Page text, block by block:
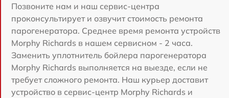
Позвоните нам и наш сервис-центра
проконсультирует и озвучит стоимость ремонта
парогенератора. Среднее время ремонта устройств
Morphy Richards в нашем сервисном - 2 часа.
Заменить уплотнитель бойлера парогенератора
Morphy Richards выполняется на выезде, если не
требует сложного ремонта. Наш курьер доставит
устройство в сервис-центр Morphy Richards и